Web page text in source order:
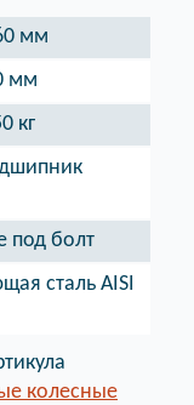
мм
мм
кг
под болт
сталь AISI
колесные